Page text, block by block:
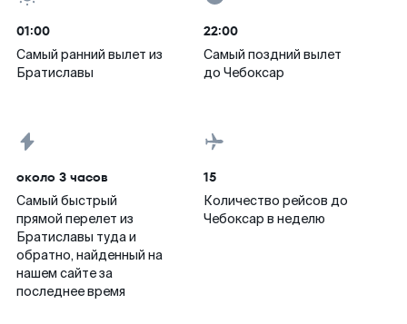
01:00
Самый ранний вылет из
Братиславы
22:00
Самый поздний вылет
до Чебоксар
около 3 часов
Самый быстрый
прямой перелет из
Братиславы туда и
обратно, найденный на
нашем сайте за
последнее время
15
Количество рейсов до
Чебоксар в неделю